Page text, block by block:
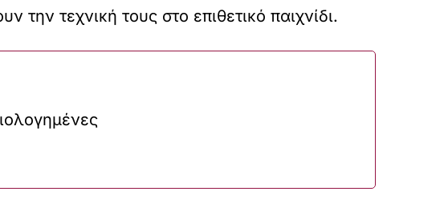
τεχνική τους στο επιθετικό παιχνίδι.